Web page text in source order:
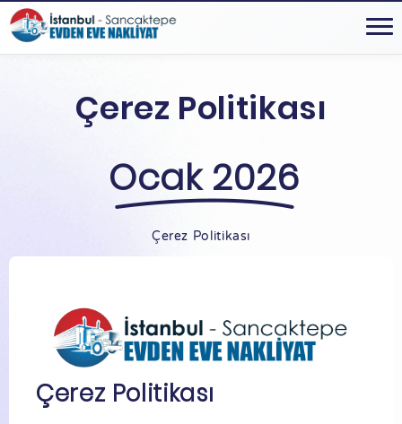
Çerez Politikası
Ocak 2026
Çerez Politikası
Çerez Politikası